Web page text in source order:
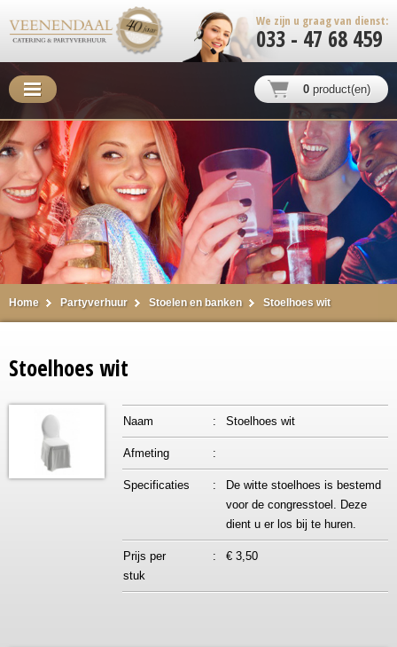
We zijn u graag van dienst:
033 - 47 68 459
0 product(en)
Home Partyverhuur Stoelen en banken Stoelhoes wit
Stoelhoes wit
Naam : Stoelhoes wit
Afmeting :
Specificaties :
De witte stoelhoes is bestemd
voor de congresstoel. Deze
dient u er los bij te huren.
Prijs per
stuk
: € 3,50